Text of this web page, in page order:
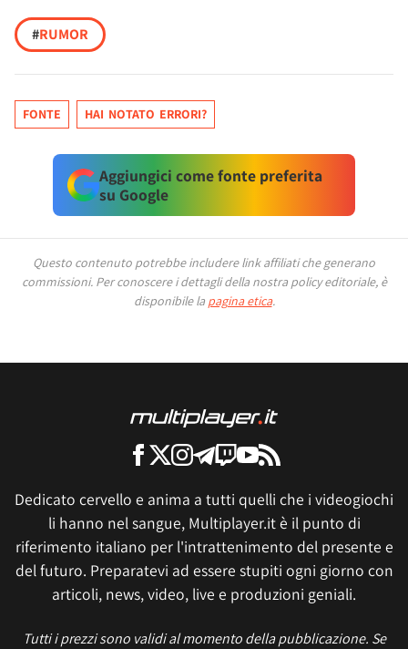
#RUMOR
FONTE HAI NOTATO ERRORI?
Aggiungici come fonte preferita
su Google
Questo contenuto potrebbe includere link affiliati che generano
commissioni. Per conoscere i dettagli della nostra policy editoriale, è
disponibile la pagina etica.
Dedicato cervello e anima a tutti quelli che i videogiochi
li hanno nel sangue, Multiplayer.it è il punto di
riferimento italiano per l'intrattenimento del presente e
del futuro. Preparatevi ad essere stupiti ogni giorno con
articoli, news, video, live e produzioni geniali.
Tutti i prezzi sono validi al momento della pubblicazione. Se